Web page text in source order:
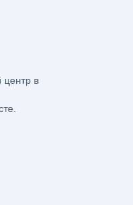
центр в